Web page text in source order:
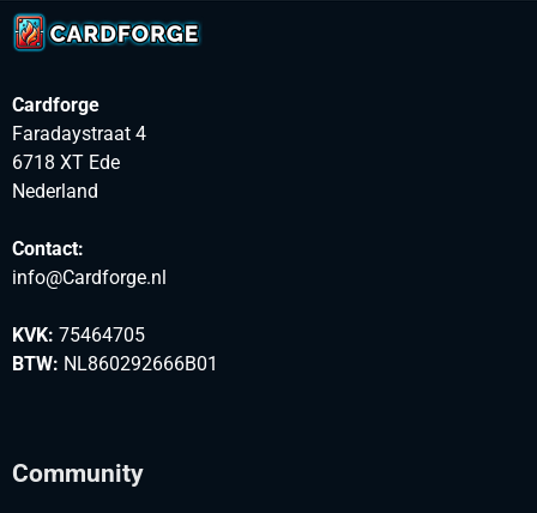
Cardforge
Faradaystraat 4
6718 XT Ede
Nederland
Contact:
info@Cardforge.nl
KVK: 75464705
BTW: NL860292666B01
Community